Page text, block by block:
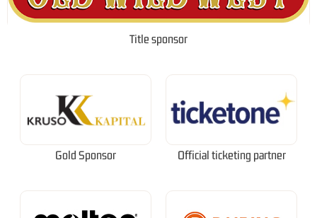
Title sponsor
Gold Sponsor Official ticketing partner